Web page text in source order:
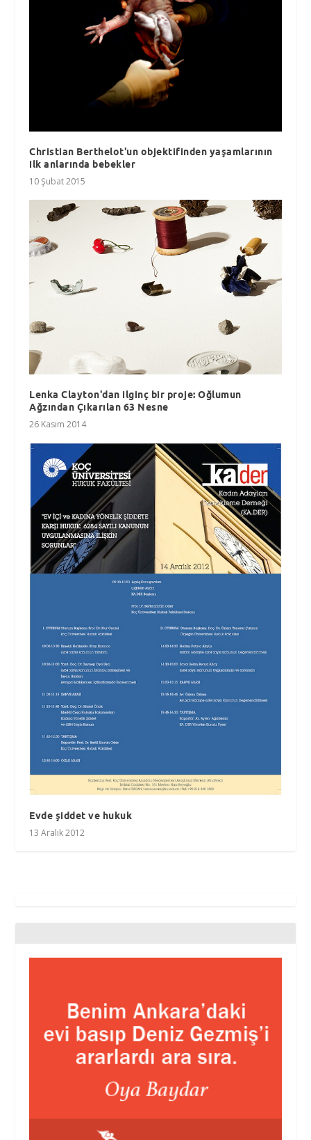
Christian Berthelot'un objektifinden yaşamlarının
ilk anlarında bebekler
10 Şubat 2015
Lenka Clayton'dan ilginç bir proje: Oğlumun
Ağzından Çıkarılan 63 Nesne
26 Kasım 2014
Evde şiddet ve hukuk
13 Aralık 2012